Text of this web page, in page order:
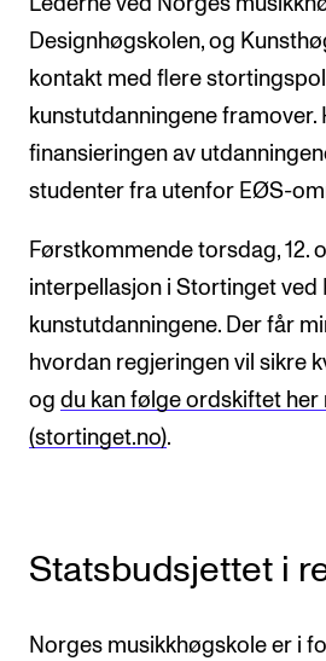
Designhøgskolen, og
kontakt med flere
kunstutdanningene framover.
finansieringen av
studenter fra utenfor EØS-
Førstkommende torsdag, 12.
interpellasjon i Stortinget ved
kunstutdanningene. Der får
hvordan regjeringen vil sikre
og du kan følge ordskiftet her
(stortinget.no).
Statsbudsjettet i
Norges musikkhøgskole er i